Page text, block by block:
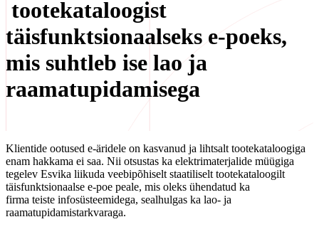
tootekataloogist
täisfunktsionaalseks e-poeks,
mis suhtleb ise lao ja
raamatupidamisega
Klientide ootused e-äridele on kasvanud ja lihtsalt tootekataloogiga
enam hakkama ei saa. Nii otsustas ka elektrimaterjalide müügiga
tegelev Esvika liikuda veebipõhiselt staatiliselt tootekataloogilt
täisfunktsionaalse e-poe peale, mis oleks ühendatud ka
firma teiste infosüsteemidega, sealhulgas ka lao- ja
raamatupidamistarkvaraga.